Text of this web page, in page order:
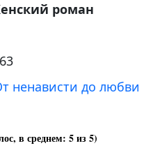
роман
ненависти до любви
в среднем: 5из 5)